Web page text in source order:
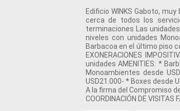
Edificio WINKS Gaboto,
cerca de todos los
terminaciones Las
niveles con unidades
Barbacoa en el último piso
EXONERACIONES
unidades AMENITIES: *
Monoambientes desde
USD21.000- * Boxes desde
A la firma del Compromiso
COORDINACIÓN DE VISITAS